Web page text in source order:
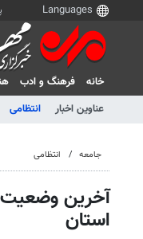
خانه فرهنگ و ادب
عناوین اخبار
انتظامی
جامعه انتظامی
استان